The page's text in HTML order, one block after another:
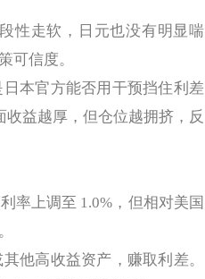
走软，日元也没有明显喘
可信度。
本官方能否用干预挡住利差
益越厚，但仓位越拥挤，反
上调至 1.0%，但相对美国
高收益资产，赚取利差。